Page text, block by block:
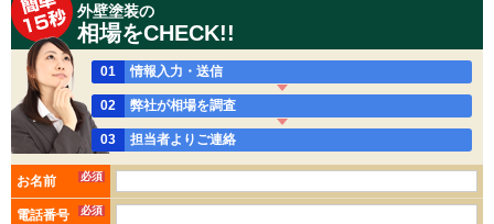
外壁塗装の
相場をCHECK!!
01 情報入力・送信
02 弊社が相場を調査
03 担当者よりご連絡
お名前 必須
電話番号 必須